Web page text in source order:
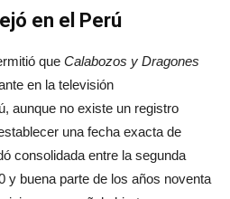
en el Perú
que Calabozos y Dragones
en la televisión
aunque no existe un registro
una fecha exacta de
consolidada entre la segunda
y buena parte de los años noventa